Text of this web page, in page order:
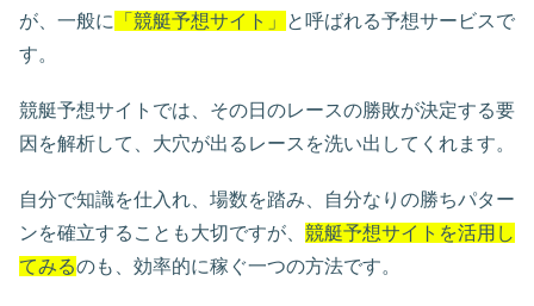
が、一般に
「競艇予想サイト」
と呼ばれる予想サービスで
す。
競艇予想サイトでは、その日のレースの勝敗が決定する要
因を解析して、大穴が出るレースを洗い出してくれます。
自分で知識を仕入れ、場数を踏み、自分なりの勝ちパター
ンを確立することも大切ですが、 競艇予想サイトを活用し
てみるのも、効率的に稼ぐ一つの方法です。